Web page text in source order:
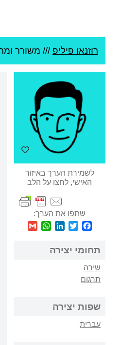
רוזנאו פיליפ /// משורר
לשמירת הערך באיזור
האישי, לחצו על הלב
שתפו את הערך:
Facebook
Twitter
LinkedIn
WhatsApp
תחומי יצירה
שירה
תרגום
שפות יצירה
עברית